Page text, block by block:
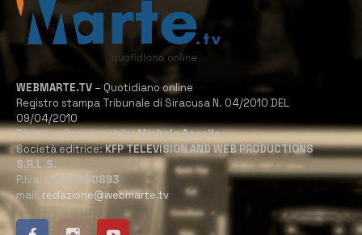
WEBMARTE.TV – Quotidiano online
Registro stampa Tribunale di Siracusa N. 04/2010 DEL
09/04/2010
Direttore Responsabile:Michele Accolla
Società editrice:KFP TELEVISION AND WEB PRODUCTIONS
S.R.L.S.
P.Iva: 02184950893
mail: redazione@webmarte.tv